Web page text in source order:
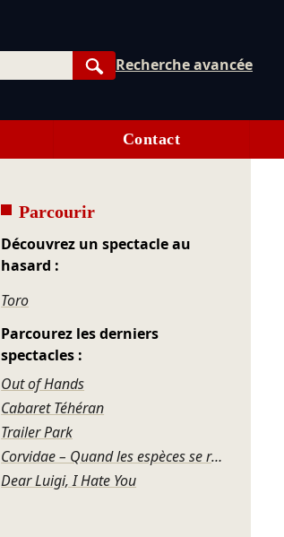
Rechercher
Recherche avancée
Contact
Parcourir
Découvrez un spectacle au
hasard :
Toro
Parcourez les derniers
spectacles :
Out of Hands
Cabaret Téhéran
Trailer Park
Corvidae – Quand les espèces se regardent
Dear Luigi, I Hate You